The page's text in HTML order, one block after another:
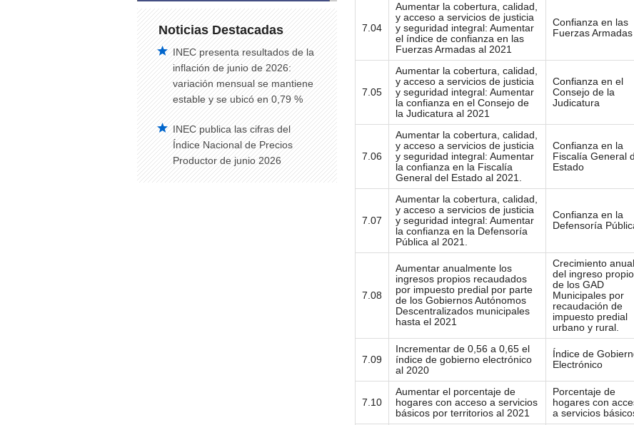
Noticias Destacadas
INEC presenta resultados de la
inflación de junio de 2026:
variación mensual se mantiene
estable y se ubicó en 0,79 %
INEC publica las cifras del
Índice Nacional de Precios
Productor de junio 2026
7.04
Aumentar la cobertura, calidad,
y acceso a servicios de justicia
y seguridad integral: Aumentar
el índice de confianza en las
Fuerzas Armadas al 2021
Confianza en las
Fuerzas Armadas
7.05
Aumentar la cobertura, calidad,
y acceso a servicios de justicia
y seguridad integral: Aumentar
la confianza en el Consejo de
la Judicatura al 2021
Confianza en el
Consejo de la
Judicatura
7.06
Aumentar la cobertura, calidad,
y acceso a servicios de justicia
y seguridad integral: Aumentar
la confianza en la Fiscalía
General del Estado al 2021.
Confianza en la
Fiscalía General
Estado
7.07
Aumentar la cobertura, calidad,
y acceso a servicios de justicia
y seguridad integral: Aumentar
la confianza en la Defensoría
Pública al 2021.
Confianza en la
Defensoría
7.08
Aumentar anualmente los
ingresos propios recaudados
por impuesto predial por parte
de los Gobiernos Autónomos
Descentralizados municipales
hasta el 2021
Crecimiento anual
del ingreso propio
de los GAD
Municipales por
recaudación de
impuesto predial
urbano y rural.
7.09
Incrementar de 0,56 a 0,65 el
índice de gobierno electrónico
al 2020
Índice de
Electrónico
7.10
Aumentar el porcentaje de
hogares con acceso a servicios
básicos por territorios al 2021
Porcentaje de
hogares con
a servicios